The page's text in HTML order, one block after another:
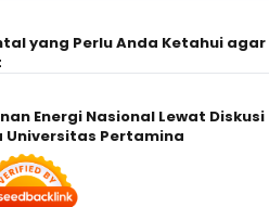
yang Perlu Anda Ketahui agar
Energi Nasional Lewat Diskusi
Universitas Pertamina